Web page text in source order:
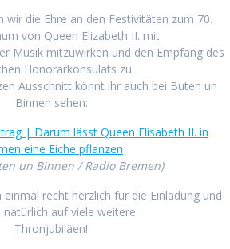
wir die Ehre an den Festivitäten zum 70.
von Queen Elizabeth II. mit
Musik mitzuwirken und den Empfang des
Honorarkonsulats zu
Ausschnitt könnt ihr auch bei Buten un
Binnen sehen:
| Darum lässt Queen Elisabeth II. in
eine Eiche pflanzen
un Binnen / Radio Bremen)
recht herzlich für die Einladung und
natürlich auf viele weitere
Thronjubiläen!